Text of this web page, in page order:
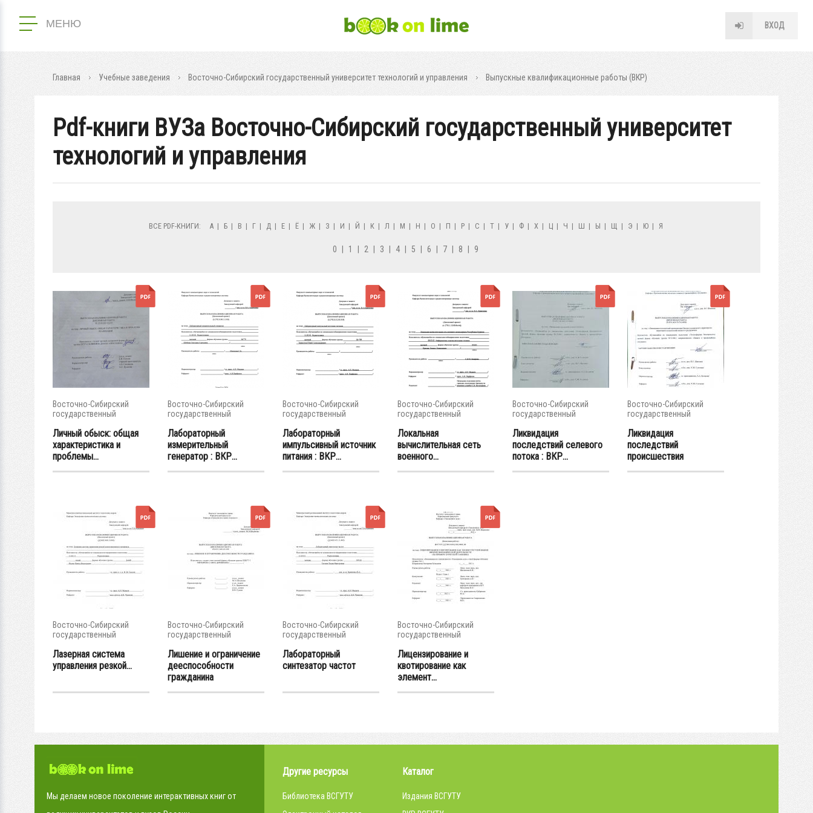
МЕНЮ ВХОД
Главная Учебные заведения Восточно-Сибирский государственный университет технологий и управления Выпускные квалификационные работы (ВКР)
Pdf-книги ВУЗа Восточно-Сибирский государственный университет
технологий и управления
ВСЕ PDF-КНИГИ: А | Б | В | Г | Д | Е | Ё | Ж | З | И | Й | К | Л | М | Н | О | П | Р | С | Т | У | Ф | Х | Ц | Ч | Ш | Ы | Щ | Э | Ю | Я
0 1 2 3 4 5 6 7 8 9
Восточно-Сибирский
государственный
Личный обыск: общая
характеристика и
проблемы...
Восточно-Сибирский
государственный
Лабораторный
измерительный
генератор : ВКР...
Восточно-Сибирский
государственный
Лабораторный
импульсивный источник
питания : ВКР...
Восточно-Сибирский
государственный
Локальная
вычислительная сеть
военного...
Восточно-Сибирский
государственный
Ликвидация
последствий селевого
потока : ВКР...
Восточно-Сибирский
государственный
Ликвидация
последствий
происшествия
биолого-...
Восточно-Сибирский
государственный
Лазерная система
управления резкой...
Восточно-Сибирский
государственный
Лишение и ограничение
дееспособности
гражданина
Восточно-Сибирский
государственный
Лабораторный
синтезатор частот
Восточно-Сибирский
государственный
Лицензирование и
квотирование как
элемент...
Мы делаем новое поколение интерактивных книг от
Другие ресурсы
Библиотека ВСГУТУ
Каталог
Издания ВСГУТУ